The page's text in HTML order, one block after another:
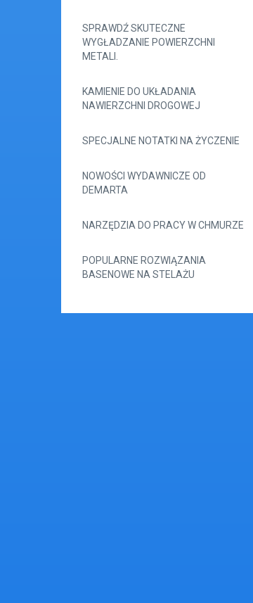
SPRAWDŹ SKUTECZNE
WYGŁADZANIE POWIERZCHNI
METALI.
KAMIENIE DO UKŁADANIA
NAWIERZCHNI DROGOWEJ
SPECJALNE NOTATKI NA ŻYCZENIE
NOWOŚCI WYDAWNICZE OD
DEMARTA
NARZĘDZIA DO PRACY W CHMURZE
POPULARNE ROZWIĄZANIA
BASENOWE NA STELAŻU